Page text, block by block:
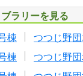
ラリーを見る
棟 つつじ野
棟
つつじ野